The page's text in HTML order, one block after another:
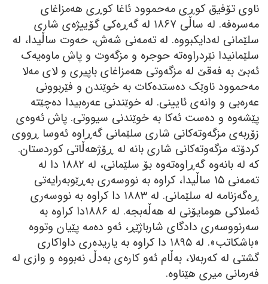
ناوی تۆفیق کوڕی مەحموود ئاغا کوڕی ھەمزاغای
مەسرەفە. لە ساڵی ١٨٦٧ لە گەڕەکی گۆییژەی شاری
سلێمانی لەدایکبووە. لە تەمەنی شەش، حەوت ساڵیدا، لە
سلێمانیدا نێردراوەتە حوجرە و مزگەوت و پاش ماوەیەک
ئەبێ بە فەقێ لە مزگەوتی ھەمزاغای باپیری و لای مەلا
مەحموود ناوێک دەستدەکات بە خوێندن و فێربوونی
عەرەبی و وانەی ئایینی. لە خوێندنی عەرەبیدا دەچێتە
پێشەوە و دەست ئەکا بە خوێندنی سیووتی. پاش ئەوەی
زۆربەی مزگەوتەکانی شاری سلێمانی گەڕاوە ئەوسا ڕووی
کردۆتە مزگەوتەکانی شاری بانە لە ڕۆژھەڵاتی کوردستان.
کە لە بانەوە گەڕاوەتەوە بۆ سلێمانی، لە ١٨٨٢ دا لە
تەمەنی ١٥ ساڵیدا، کراوە بە نووسەری بەڕێوبەرایەتی
ڕەگەزنامە لە سلێمانی. لە ١٨٨٣ دا کراوە بە نووسەری
ئەملاکی ھومایۆنی لە ھەڵەبجە. لە ١٨٨٦دا کراوە بە
سەرنووسەری دادگای شارباژێڕ، ئەو دەمە پێیان وتووە
«باشکاتب». لە ١٨٩٥ دا کراوە بە یاریدەری داواکاری
گشتی لە کەربەلا، بەڵام ئەو کارەی بەدڵ نەبووە و وازی لە
فەرمانی میری ھێناوە.